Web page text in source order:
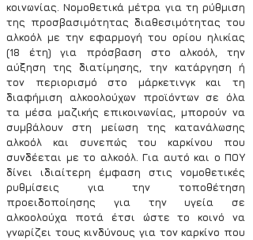
κοινωνίας. Νομοθετικά μέτρα για τη ρύθμιση
της προσβασιμότητας διαθεσιμότητας του
αλκοόλ με την εφαρμογή του ορίου ηλικίας
(18 έτη) για πρόσβαση στο αλκοόλ, την
αύξηση της διατίμησης, την κατάργηση ή
τον περιορισμό στο μάρκετινγκ και τη
διαφήμιση αλκοολούχων προϊόντων σε όλα
τα μέσα μαζικής επικοινωνίας, μπορούν να
συμβάλουν στη μείωση της κατανάλωσης
αλκοόλ και συνεπώς του καρκίνου που
συνδέεται με το αλκοόλ. Για αυτό και o ΠΟΥ
δίνει ιδιαίτερη έμφαση στις νομοθετικές
ρυθμίσεις για την τοποθέτηση
προειδοποίησης για την υγεία σε
αλκοολούχα ποτά έτσι ώστε το κοινό να
γνωρίζει τους κινδύνους για τον καρκίνο που